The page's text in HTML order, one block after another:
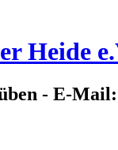
Heide
- E-